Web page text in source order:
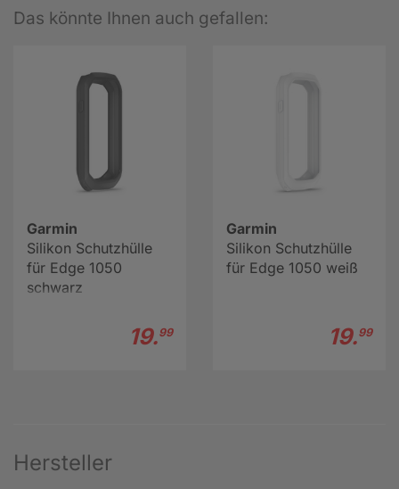
Das könnte Ihnen auch gefallen:
Garmin
Silikon Schutzhülle
für Edge 1050
schwarz
19.99
Garmin
Silikon Schutzhülle
für Edge 1050 weiß
19.99
Hersteller